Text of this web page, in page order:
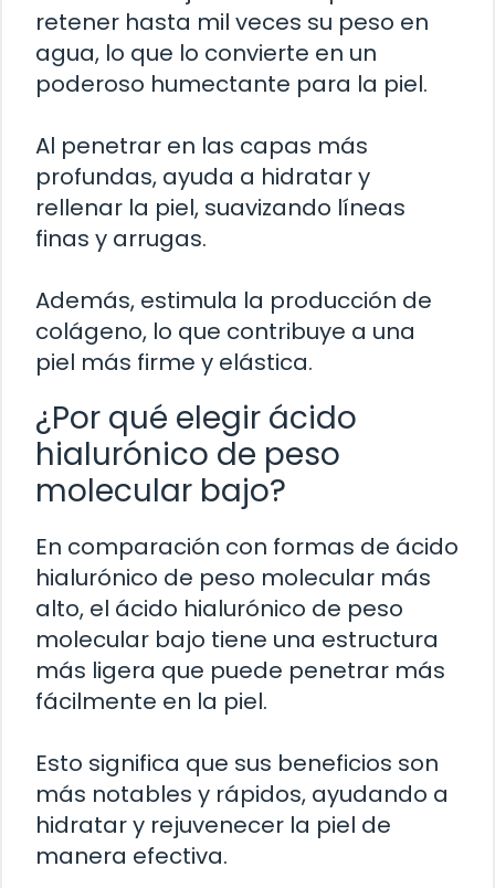
retener hasta mil veces su peso en
agua, lo que lo convierte en un
poderoso humectante para la piel.
Al penetrar en las capas más
profundas, ayuda a hidratar y
rellenar la piel, suavizando líneas
finas y arrugas.
Además, estimula la producción de
colágeno, lo que contribuye a una
piel más firme y elástica.
¿Por qué elegir ácido
hialurónico de peso
molecular bajo?
En comparación con formas de ácido
hialurónico de peso molecular más
alto, el ácido hialurónico de peso
molecular bajo tiene una estructura
más ligera que puede penetrar más
fácilmente en la piel.
Esto significa que sus beneficios son
más notables y rápidos, ayudando a
hidratar y rejuvenecer la piel de
manera efectiva.